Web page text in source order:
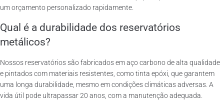
um orçamento personalizado rapidamente.
Qual é a durabilidade dos reservatórios
metálicos?
Nossos reservatórios são fabricados em aço carbono de alta qualidade
e pintados com materiais resistentes, como tinta epóxi, que garantem
uma longa durabilidade, mesmo em condições climáticas adversas. A
vida útil pode ultrapassar 20 anos, com a manutenção adequada.